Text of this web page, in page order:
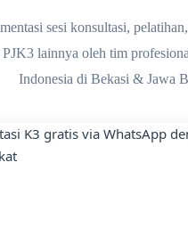
sesi konsultasi,
PJK3 lainnya oleh tim
Indonesia di Bekasi & Jawa